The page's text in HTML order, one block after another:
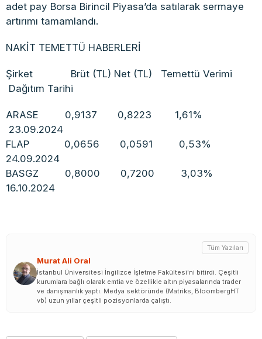
adet pay Borsa Birincil Piyasa’da satılarak sermaye
artırımı tamamlandı.
NAKİT TEMETTÜ HABERLERİ
Şirket Brüt (TL) Net (TL) Temettü Verimi
Dağıtım Tarihi
ARASE 0,9137 0,8223 1,61%
23.09.2024
FLAP 0,0656 0,0591 0,53%
24.09.2024
BASGZ 0,8000 0,7200 3,03%
16.10.2024
Murat Ali Oral
Tüm Yazıları
İstanbul Üniversitesi İngilizce İşletme Fakültesi'ni bitirdi. Çeşitli
kurumlara bağlı olarak emtia ve özellikle altın piyasalarında trader
ve danışmanlık yaptı. Medya sektöründe (Matriks, BloombergHT
vb) uzun yıllar çeşitli pozisyonlarda çalıştı.